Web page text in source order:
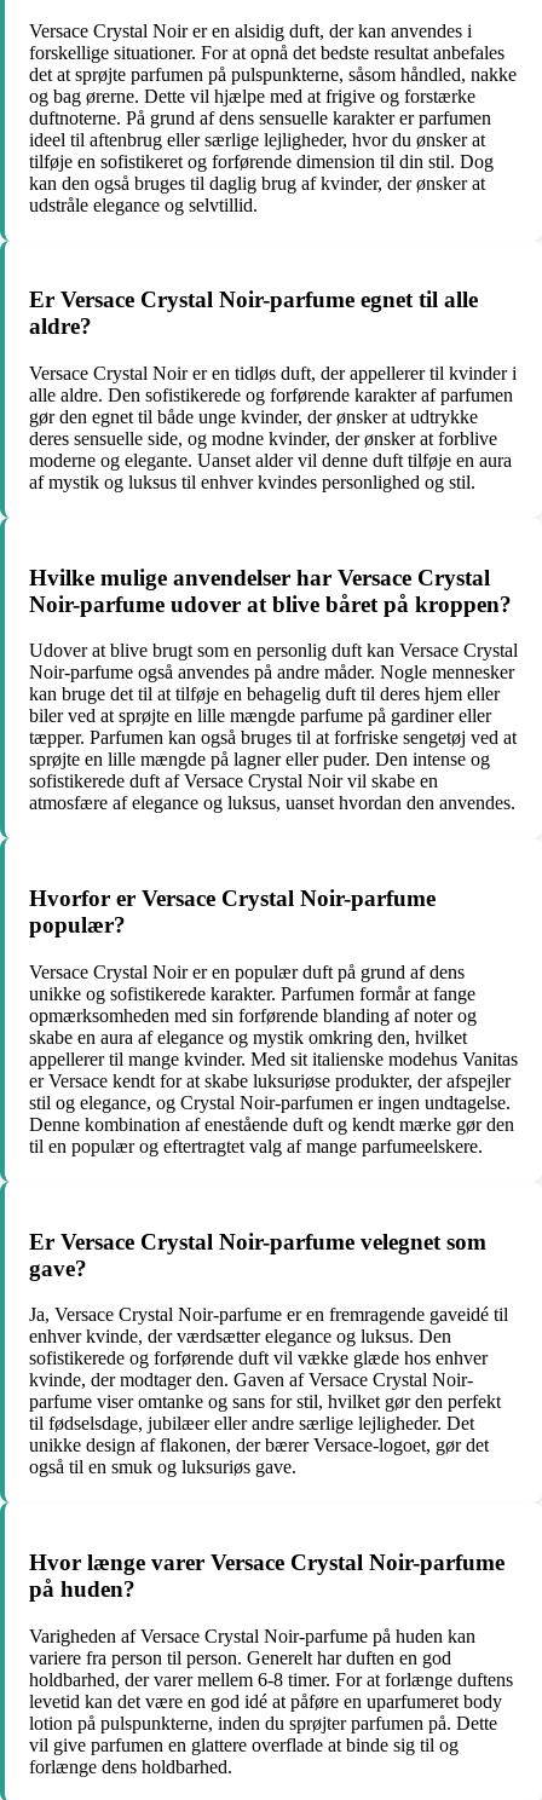
Versace Crystal Noir er en alsidig duft, der kan anvendes i
forskellige situationer. For at opnå det bedste resultat anbefales
det at sprøjte parfumen på pulspunkterne, såsom håndled, nakke
og bag ørerne. Dette vil hjælpe med at frigive og forstærke
duftnoterne. På grund af dens sensuelle karakter er parfumen
ideel til aftenbrug eller særlige lejligheder, hvor du ønsker at
tilføje en sofistikeret og forførende dimension til din stil. Dog
kan den også bruges til daglig brug af kvinder, der ønsker at
udstråle elegance og selvtillid.
Er Versace Crystal Noir-parfume egnet til alle
aldre?
Versace Crystal Noir er en tidløs duft, der appellerer til kvinder i
alle aldre. Den sofistikerede og forførende karakter af parfumen
gør den egnet til både unge kvinder, der ønsker at udtrykke
deres sensuelle side, og modne kvinder, der ønsker at forblive
moderne og elegante. Uanset alder vil denne duft tilføje en aura
af mystik og luksus til enhver kvindes personlighed og stil.
Hvilke mulige anvendelser har Versace Crystal
Noir-parfume udover at blive båret på kroppen?
Udover at blive brugt som en personlig duft kan Versace Crystal
Noir-parfume også anvendes på andre måder. Nogle mennesker
kan bruge det til at tilføje en behagelig duft til deres hjem eller
biler ved at sprøjte en lille mængde parfume på gardiner eller
tæpper. Parfumen kan også bruges til at forfriske sengetøj ved at
sprøjte en lille mængde på lagner eller puder. Den intense og
sofistikerede duft af Versace Crystal Noir vil skabe en
atmosfære af elegance og luksus, uanset hvordan den anvendes.
Hvorfor er Versace Crystal Noir-parfume
populær?
Versace Crystal Noir er en populær duft på grund af dens
unikke og sofistikerede karakter. Parfumen formår at fange
opmærksomheden med sin forførende blanding af noter og
skabe en aura af elegance og mystik omkring den, hvilket
appellerer til mange kvinder. Med sit italienske modehus Vanitas
er Versace kendt for at skabe luksuriøse produkter, der afspejler
stil og elegance, og Crystal Noir-parfumen er ingen undtagelse.
Denne kombination af enestående duft og kendt mærke gør den
til en populær og eftertragtet valg af mange parfumeelskere.
Er Versace Crystal Noir-parfume velegnet som
gave?
Ja, Versace Crystal Noir-parfume er en fremragende gaveidé til
enhver kvinde, der værdsætter elegance og luksus. Den
sofistikerede og forførende duft vil vække glæde hos enhver
kvinde, der modtager den. Gaven af Versace Crystal Noir-
parfume viser omtanke og sans for stil, hvilket gør den perfekt
til fødselsdage, jubilæer eller andre særlige lejligheder. Det
unikke design af flakonen, der bærer Versace-logoet, gør det
også til en smuk og luksuriøs gave.
Hvor længe varer Versace Crystal Noir-parfume
på huden?
Varigheden af Versace Crystal Noir-parfume på huden kan
variere fra person til person. Generelt har duften en god
holdbarhed, der varer mellem 6-8 timer. For at forlænge duftens
levetid kan det være en god idé at påføre en uparfumeret body
lotion på pulspunkterne, inden du sprøjter parfumen på. Dette
vil give parfumen en glattere overflade at binde sig til og
forlænge dens holdbarhed.